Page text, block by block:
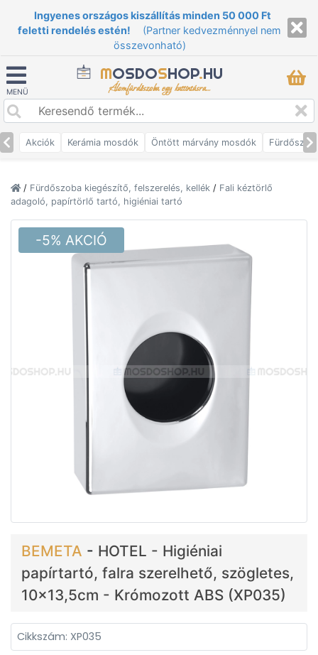
Ingyenes országos kiszállítás minden 50 000 Ft
feletti rendelés estén!
(Partner kedvezménnyel nem
összevonható)
MENÜ
MOSDOSHOP.HU
Álomfürdőszoba egy kattintásra...
Akciók Kerámia mosdók Öntött márvány mosdók
/ Fürdőszoba kiegészítő, felszerelés, kellék / Fali kéztörlő
adagoló, papírtörlő tartó, higiéniai tartó
-5% AKCIÓ
BEMETA - HOTEL - Higiéniai
papírtartó, falra szerelhető, szögletes,
10x13,5cm - Krómozott ABS (XP035)
Cikkszám: XP035